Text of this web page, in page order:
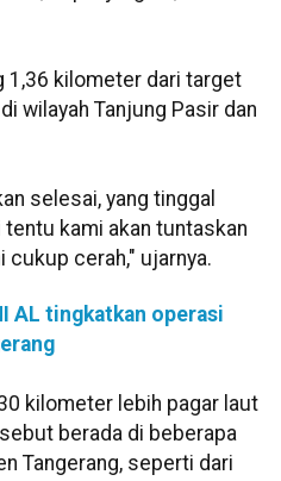
1,36 kilometer dari target
wilayah Tanjung Pasir dan
selesai, yang tinggal
kami akan tuntaskan
cukup cerah," ujarnya.
AL tingkatkan operasi
kilometer lebih pagar laut
berada di beberapa
Tangerang, seperti dari